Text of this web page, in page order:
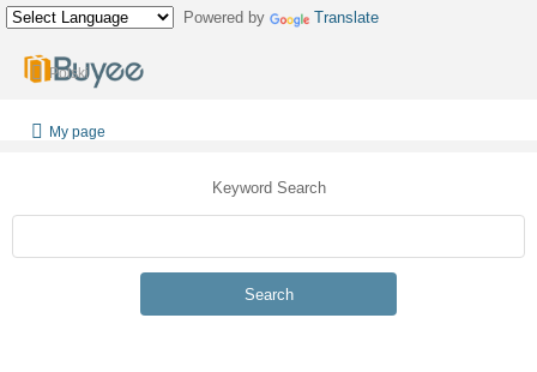
Powered by Translate
Polski
My page
Keyword Search
Search